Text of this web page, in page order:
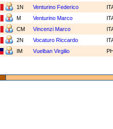
1N Venturino Federico
M Venturino Marco
CM Vincenzi Marco
2N Vocaturo Riccardo
IM Vuelban Virgilio